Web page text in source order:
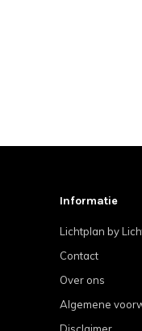
Informatie
Lichtplan by
Contact
Over ons
Algemene
Disclaimer